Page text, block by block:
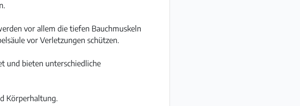
vor allem die tiefen Bauchmuskeln
vor Verletzungen schützen.
und bieten unterschiedliche
Körperhaltung.